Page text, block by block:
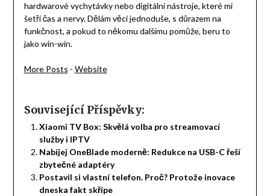
hardwarové vychytávky nebo digitální nástroje, které mi
šetří čas a nervy. Dělám věci jednoduše, s důrazem na
funkčnost, a pokud to někomu dalšímu pomůže, beru to
jako win-win.
More Posts - Website
Související Příspěvky:
Xiaomi TV Box: Skvělá volba pro streamovací
služby i IPTV
Nabíjej OneBlade moderně: Redukce na USB-C řeší
zbytečné adaptéry
Postavil si vlastní telefon. Proč? Protože inovace
dneska fakt skřípe